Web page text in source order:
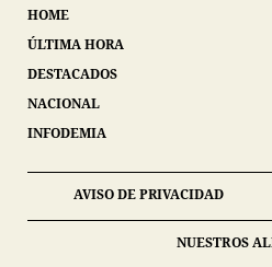
HOME
ÚLTIMA HORA
DESTACADOS
NACIONAL
INFODEMIA
AVISO DE PRIVACIDAD
NUESTROS